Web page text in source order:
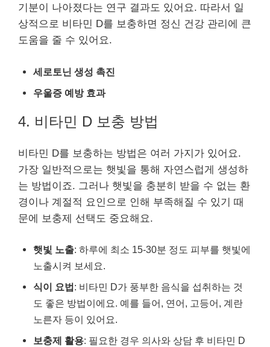
기분이 나아졌다는 연구 결과도 있어요. 따라서 일
상적으로 비타민 D를 보충하면 정신 건강 관리에 큰
도움을 줄 수 있어요.
세로토닌 생성 촉진
우울증 예방 효과
4. 비타민 D 보충 방법
비타민 D를 보충하는 방법은 여러 가지가 있어요.
가장 일반적으로는 햇빛을 통해 자연스럽게 생성하
는 방법이죠. 그러나 햇빛을 충분히 받을 수 없는 환
경이나 계절적 요인으로 인해 부족해질 수 있기 때
문에 보충제 선택도 중요해요.
햇빛 노출: 하루에 최소 15-30분 정도 피부를 햇빛에
노출시켜 보세요.
식이 요법: 비타민 D가 풍부한 음식을 섭취하는 것
도 좋은 방법이에요. 예를 들어, 연어, 고등어, 계란
노른자 등이 있어요.
보충제 활용: 필요한 경우 의사와 상담 후 비타민 D